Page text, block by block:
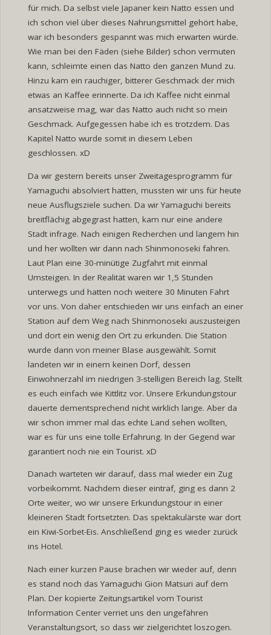
für mich. Da selbst viele Japaner kein Natto essen und
ich schon viel über dieses Nahrungsmittel gehört habe,
war ich besonders gespannt was mich erwarten würde.
Wie man bei den Fäden (siehe Bilder) schon vermuten
kann, schleimte einen das Natto den ganzen Mund zu.
Hinzu kam ein rauchiger, bitterer Geschmack der mich
etwas an Kaffee erinnerte. Da ich Kaffee nicht einmal
ansatzweise mag, war das Natto auch nicht so mein
Geschmack. Aufgegessen habe ich es trotzdem. Das
Kapitel Natto wurde somit in diesem Leben
geschlossen. xD
Da wir gestern bereits unser Zweitagesprogramm für
Yamaguchi absolviert hatten, mussten wir uns für heute
neue Ausflugsziele suchen. Da wir Yamaguchi bereits
breitflächig abgegrast hatten, kam nur eine andere
Stadt infrage. Nach einigen Recherchen und langem hin
und her wollten wir dann nach Shinmonoseki fahren.
Laut Plan eine 30-minütige Zugfahrt mit einmal
Umsteigen. In der Realität waren wir 1,5 Stunden
unterwegs und hatten noch weitere 30 Minuten Fahrt
vor uns. Von daher entschieden wir uns einfach an einer
Station auf dem Weg nach Shinmonoseki auszusteigen
und dort ein wenig den Ort zu erkunden. Die Station
wurde dann von meiner Blase ausgewählt. Somit
landeten wir in einem keinen Dorf, dessen
Einwohnerzahl im niedrigen 3-stelligen Bereich lag. Stellt
es euch einfach wie Kittlitz vor. Unsere Erkundungstour
dauerte dementsprechend nicht wirklich lange. Aber da
wir schon immer mal das echte Land sehen wollten,
war es für uns eine tolle Erfahrung. In der Gegend war
garantiert noch nie ein Tourist. xD
Danach warteten wir darauf, dass mal wieder ein Zug
vorbeikommt. Nachdem dieser eintraf, ging es dann 2
Orte weiter, wo wir unsere Erkundungstour in einer
kleineren Stadt fortsetzten. Das spektakulärste war dort
ein Kiwi-Sorbet-Eis. Anschließend ging es wieder zurück
ins Hotel.
Nach einer kurzen Pause brachen wir wieder auf, denn
es stand noch das Yamaguchi Gion Matsuri auf dem
Plan. Der kopierte Zeitungsartikel vom Tourist
Information Center verriet uns den ungefähren
Veranstaltungsort, so dass wir zielgerichtet loszogen.